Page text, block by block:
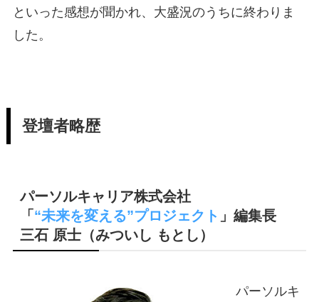
といった感想が聞かれ、大盛況のうちに終わりま
した。
登壇者略歴
パーソルキャリア株式会社
「“未来を変える”プロジェクト 」編集長
三石 原士（みついし もとし）
パーソルキ